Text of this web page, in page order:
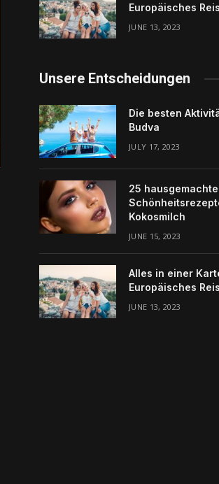
Europäisches
JUNE 13, 2023
Unsere Entscheidungen
Die besten
Budva
JULY 17, 2023
25 hausgemachte
Kokosmilch
JUNE 15, 2023
Alles in einer
Europäisches
JUNE 13, 2023